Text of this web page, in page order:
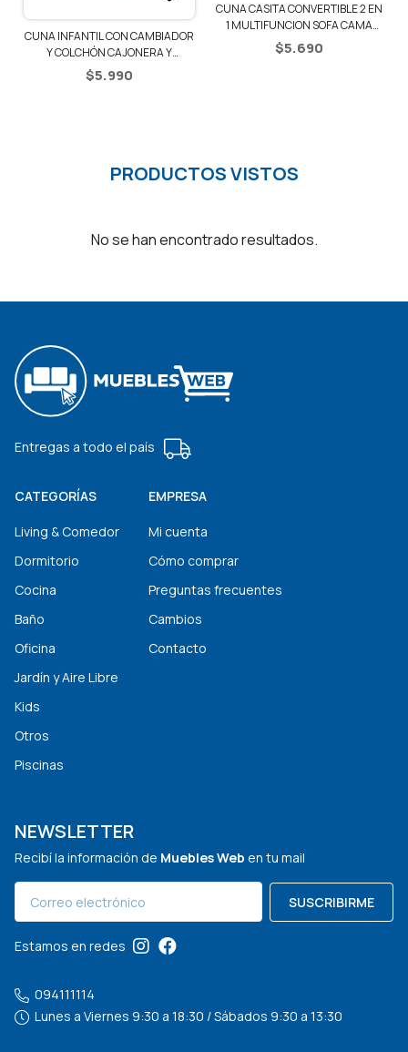
CUNA INFANTIL CON CAMBIADOR
Y COLCHÓN CAJONERA Y
ESTANTES – BLANCO/AZUL
$5.990
CUNA CASITA CONVERTIBLE 2 EN
1 MULTIFUNCION SOFA CAMA
CORRAL
$5.690
PRODUCTOS VISTOS
No se han encontrado resultados.
Entregas a todo el país
CATEGORÍAS
Living & Comedor
Dormitorio
Cocina
Baño
Oficina
Jardín y Aire Libre
Kids
Otros
Piscinas
EMPRESA
Mi cuenta
Cómo comprar
Preguntas frecuentes
Cambios
Contacto
NEWSLETTER
Recibí la información de Muebles Web en tu mail
SUSCRIBIRME
Estamos en redes
094111114
Lunes a Viernes 9:30 a 18:30 / Sábados 9:30 a 13:30